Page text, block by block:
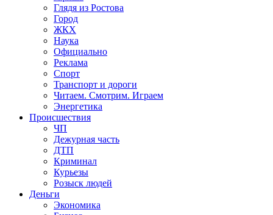
Глядя из Ростова
Город
ЖКХ
Наука
Официально
Реклама
Спорт
Транспорт и дороги
Читаем. Смотрим. Играем
Энергетика
Происшествия
ЧП
Дежурная часть
ДТП
Криминал
Курьезы
Розыск людей
Деньги
Экономика